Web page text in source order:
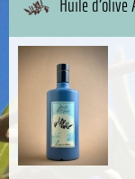
Huile d'olive